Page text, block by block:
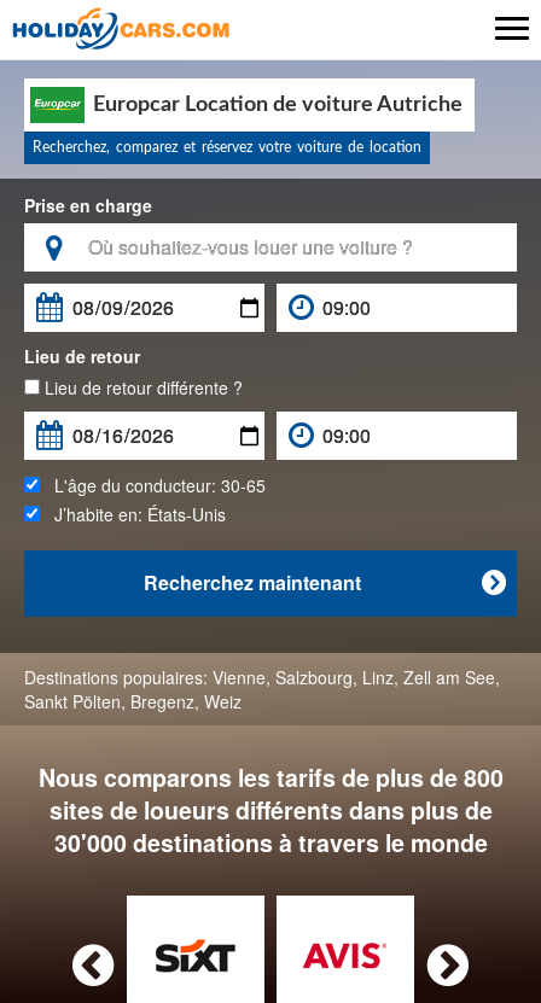
Europcar Location de voiture Autriche
Recherchez, comparez et réservez votre voiture de location
Prise en charge


Lieu de retour
Lieu de retour différente ?
L'âge du conducteur: 30-65
J’habite en: États-Unis

Recherchez maintenant
Destinations populaires: Vienne, Salzbourg, Linz, Zell am See,
Sankt Pölten, Bregenz, Weiz
Nous comparons les tarifs de plus de 800
sites de loueurs différents dans plus de
30'000 destinations à travers le monde
 